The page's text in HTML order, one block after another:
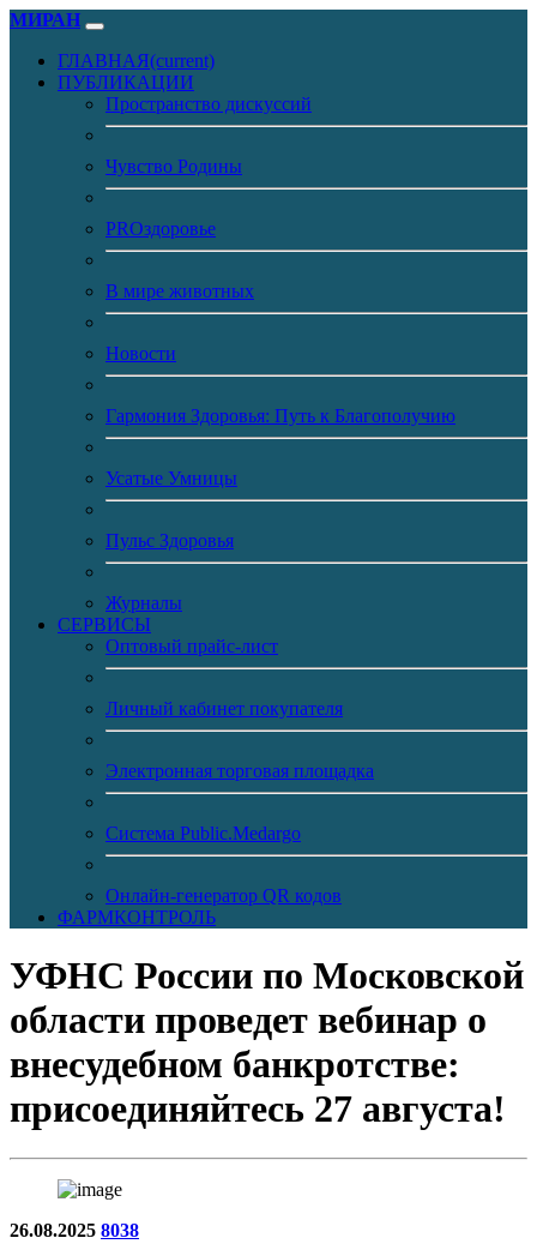
МИРАН
ГЛАВНАЯ(current)
ПУБЛИКАЦИИ
Пространство дискуссий
Чувство Родины
PROздоровье
В мире животных
Новости
Гармония Здоровья: Путь к Благополучию
Усатые Умницы
Пульс Здоровья
Журналы
CЕРВИСЫ
Оптовый прайс-лист
Личный кабинет покупателя
Электронная торговая площадка
Система Public.Medargo
Онлайн-генератор QR кодов
ФАРМКОНТРОЛЬ
УФНС России по Московской
области проведет вебинар о
внесудебном банкротстве:
присоединяйтесь 27 августа!
26.08.2025 8038